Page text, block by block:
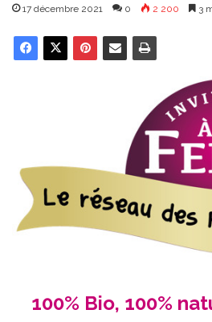
17 décembre 2021 0 2 200 3
100% Bio, 100%